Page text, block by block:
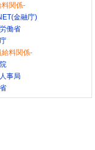
料関係-
金融庁)
働省
給料関係-
事局